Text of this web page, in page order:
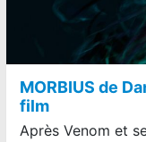
MORBIUS de
film
Après Venom et